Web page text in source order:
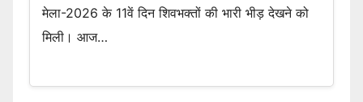
मेला-2026 के 11वें दिन शिवभक्तों की भारी भीड़ देखने को
मिली। आज…